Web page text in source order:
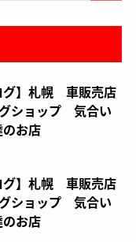
グ】札幌 車販売店
ショップ 気合い
のお店
グ】札幌 車販売店
ショップ 気合い
のお店